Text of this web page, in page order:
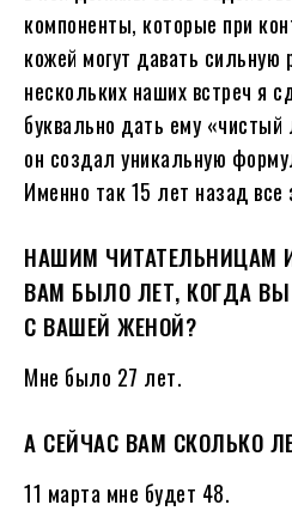
компоненты, которые при
кожей могут давать
нескольких наших встреч я
буквально дать ему «чистый
он создал уникальную
Именно так 15 лет назад все
НАШИМ ЧИТАТЕЛЬНИЦАМ
ВАМ БЫЛО ЛЕТ, КОГДА
С ВАШЕЙ ЖЕНОЙ?
Мне было 27 лет.
А СЕЙЧАС ВАМ СКОЛЬКО
11 марта мне будет 48.